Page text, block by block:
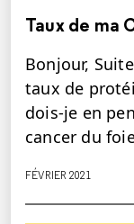
Taux de ma
Bonjour,
taux de
dois-je en
cancer du
FÉVRIER 2021